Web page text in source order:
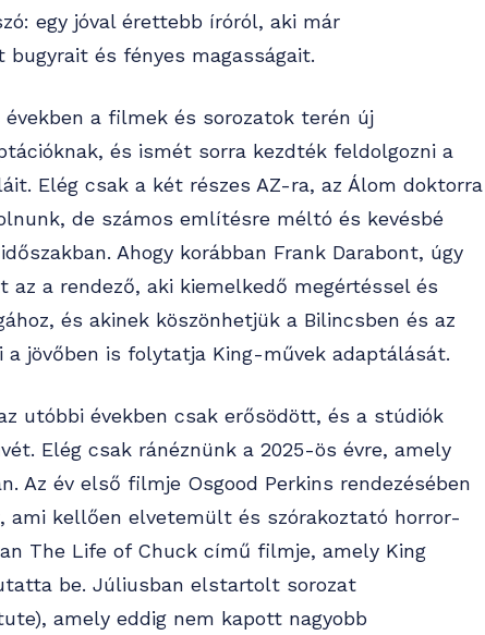
egy jóval érettebb íróról, aki már
és fényes magasságait.
a filmek és sorozatok terén új
és ismét sorra kezdték feldolgozni a
Elég csak a két részes AZ-ra, az Álom doktorra
de számos említésre méltó és kevésbé
Ahogy korábban Frank Darabont, úgy
az a rendező, aki kiemelkedő megértéssel és
és akinek köszönhetjük a Bilincsben és az
jövőben is folytatja King-művek adaptálását.
utóbbi években csak erősödött, és a stúdiók
Elég csak ránéznünk a 2025-ös évre, amely
Az év első filmje Osgood Perkins rendezésében
ami kellően elvetemült és szórakoztató horror-
The Life of Chuck című filmje, amely King
be. Júliusban elstartolt sorozat
amely eddig nem kapott nagyobb